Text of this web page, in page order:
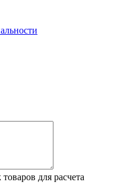
для расчета